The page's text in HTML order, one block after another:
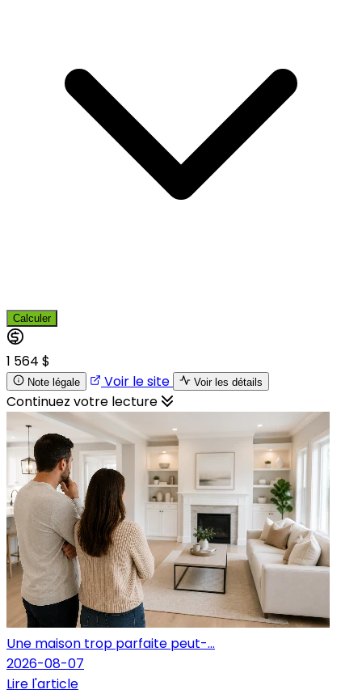
Calculer
1 564 $
Note légale Voir le site Voir les détails
Continuez votre lecture
Une maison trop parfaite peut-...
2026-08-07
Lire l'article